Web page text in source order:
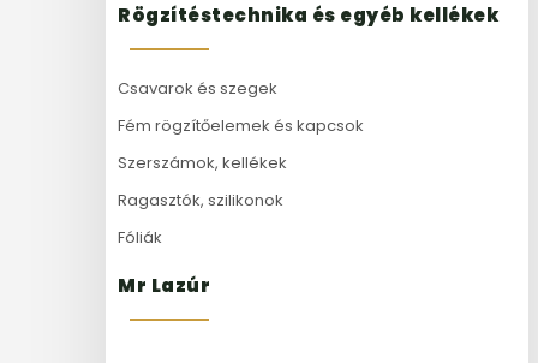
Rögzítéstechnika és egyéb kellékek
Csavarok és szegek
Fém rögzítőelemek és kapcsok
Szerszámok, kellékek
Ragasztók, szilikonok
Fóliák
Mr Lazúr